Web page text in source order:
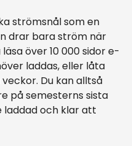
strömsnål som en
drar bara ström när
över 10 000 sidor e-
laddas, eller låta
Du kan alltså
på semesterns sista
och klar att